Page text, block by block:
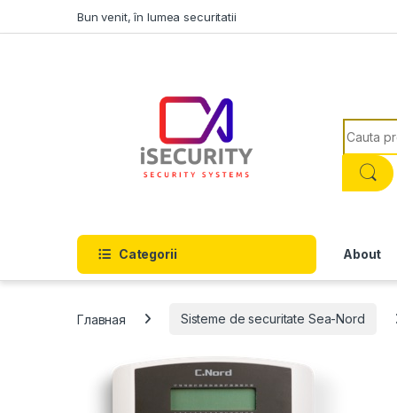
Bun venit, în lumea securitatii
Search
Categorii About
Главная Sisteme de securitate Sea-Nord